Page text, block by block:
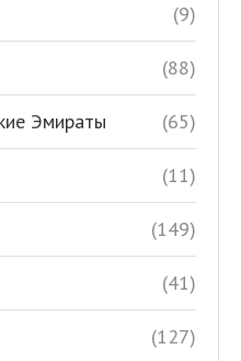
(9)
(88)
Эмираты (65)
(11)
(149)
(41)
(127)